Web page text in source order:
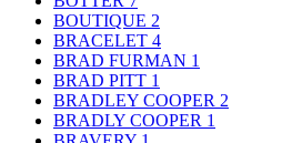
BOUTIQUE 2
BRACELET 4
BRAD FURMAN 1
BRAD PITT 1
BRADLEY COOPER 2
BRADLY COOPER 1